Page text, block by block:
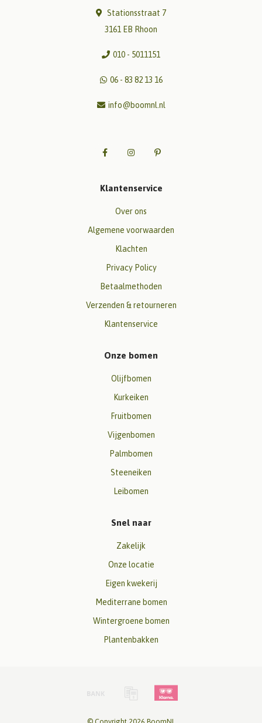
Stationsstraat 7
3161 EB Rhoon
010 - 5011151
06 - 83 82 13 16
info@boomnl.nl
Klantenservice
Over ons
Algemene voorwaarden
Klachten
Privacy Policy
Betaalmethoden
Verzenden & retourneren
Klantenservice
Onze bomen
Olijfbomen
Kurkeiken
Fruitbomen
Vijgenbomen
Palmbomen
Steeneiken
Leibomen
Snel naar
Zakelijk
Onze locatie
Eigen kwekerij
Mediterrane bomen
Wintergroene bomen
Plantenbakken